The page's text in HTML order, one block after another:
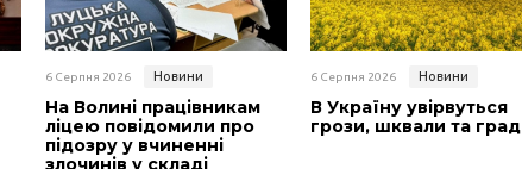
6 Серпня 2026 Новини
На Волині працівникам
ліцею повідомили про
підозру у вчиненні
злочинів у складі
6 Серпня 2026 Новини
В Україну увірвуться
грози, шквали та град